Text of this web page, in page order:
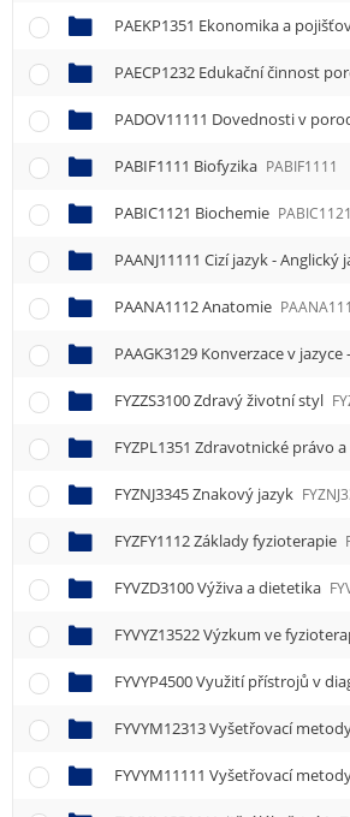
PAEKP1351 Ekonomika a
PAECP1232 Edukační činnost
PADOV11111 Dovednosti v
PABIF1111 Biofyzika PABIF1111
PABIC1121 Biochemie PABIC1121
PAANJ11111 Cizí jazyk - Anglický
PAANA1112 Anatomie
PAAGK3129 Konverzace v jazyce
FYZZS3100 Zdravý životní styl
FYZNJ3345 Znakový jazyk
FYZFY1112 Základy fyzioterapie
FYVZD3100 Výživa a dietetika
FYVYZ13522 Výzkum ve
FYVYP4500 Využití přístrojů v
FYVYM12313 Vyšetřovací
FYVYM11111 Vyšetřovací